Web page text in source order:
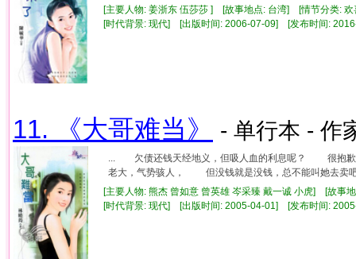
[主要人物: 姜浙东 伍莎莎 ] [故事地点: 台湾] [情节分类: 欢
[时代背景: 现代] [出版时间: 2006-07-09] [发布时间:
11. 《大哥难当》 - 单行本 - 作
... 欠债还钱天经地义，但吸人血的利息呢？ 很抱
老大，气势骇人， 但没钱就是没钱，总不能叫她去
[主要人物: 熊杰 曾如意 曾英雄 岑采臻 戴一诚 小虎] [故事
[时代背景: 现代] [出版时间: 2005-04-01] [发布时间: